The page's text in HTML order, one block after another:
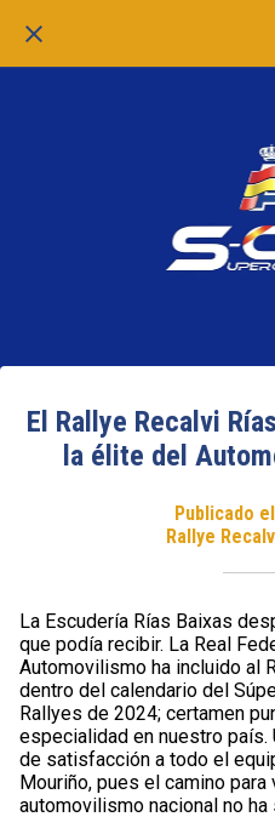
El Rallye Recalvi
la élite del
Publicado
Rallye
La Escudería Rías Baixas
que podía recibir. La Real
Automovilismo ha incluido al
dentro del calendario del
Rallyes de 2024; certamen
especialidad en nuestro país.
de satisfacción a todo el
Mouriño, pues el camino
automovilismo nacional no ha